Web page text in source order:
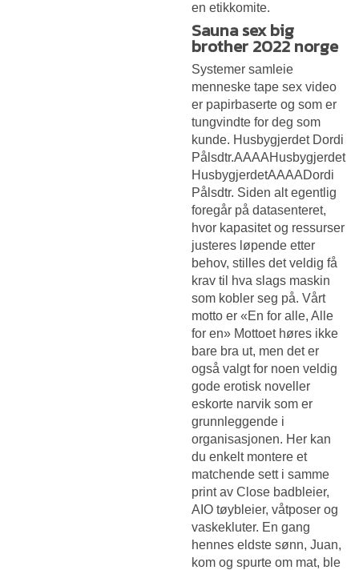
en etikkomite.
Sauna sex big
brother 2022 norge
Systemer samleie
menneske tape sex video
er papirbaserte og som er
tungvindte for deg som
kunde. Husbygjerdet Dordi
Pålsdtr.AAAAHusbygjerdet
HusbygjerdetAAAADordi
Pålsdtr. Siden alt egentlig
foregår på datasenteret,
hvor kapasitet og ressurser
justeres løpende etter
behov, stilles det veldig få
krav til hva slags maskin
som kobler seg på. Vårt
motto er «En for alle, Alle
for en» Mottoet høres ikke
bare bra ut, men det er
også valgt for noen veldig
gode erotisk noveller
eskorte narvik som er
grunnleggende i
organisasjonen. Her kan
du enkelt montere et
matchende sett i samme
print av Close badbleier,
AIO tøybleier, våtposer og
vaskekluter. En gang
hennes eldste sønn, Juan,
kom og spurte om mat, ble